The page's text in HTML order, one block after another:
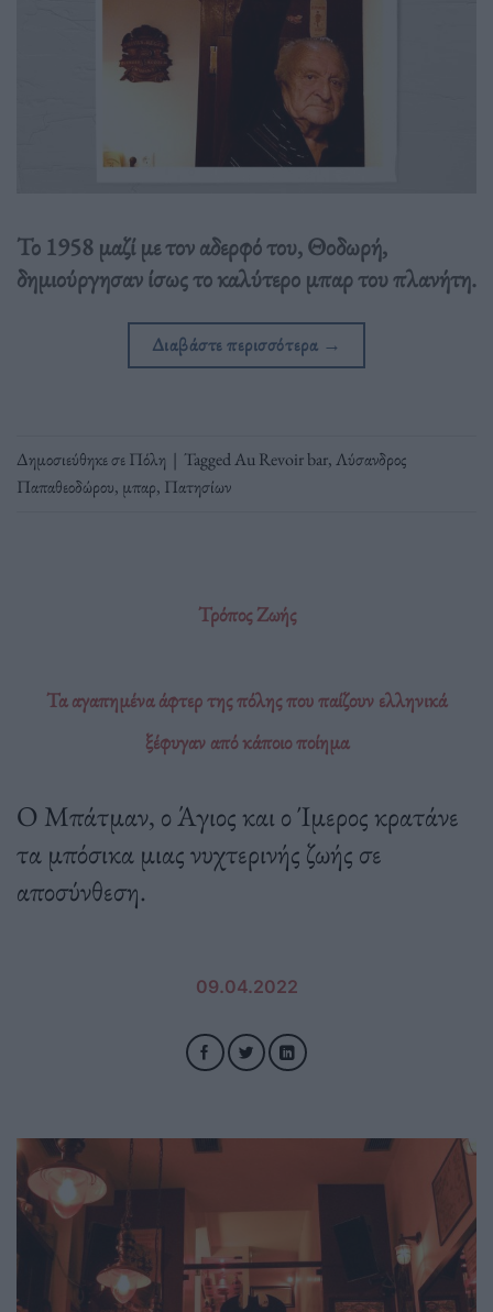
Το 1958 μαζί με τον αδερφό του, Θοδωρή,
δημιούργησαν ίσως το καλύτερο μπαρ του πλανήτη.
Διαβάστε περισσότερα →
Δημοσιεύθηκε σεΠόλη | TaggedAu Revoir bar,Λύσανδρος
Παπαθεοδώρου, μπαρ, Πατησίων
Τρόπος Ζωής
Τα αγαπημένα άφτερ της πόλης που παίζουν ελληνικά
ξέφυγαν από κάποιο ποίημα
Ο Μπάτμαν, ο Άγιος και ο Ίμερος κρατάνε
τα μπόσικα μιας νυχτερινής ζωής σε
αποσύνθεση.
09.04.2022